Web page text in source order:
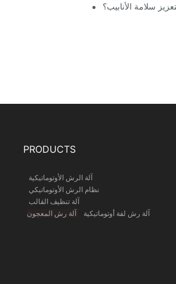
كيف تساهم سلامة الأنابيب؟
PRODUCTS
آلة الرش الأوتوماتيكية
نظام الرش الأوتوماتيكي
آلة تنظيف القالب
آلة رش لفة أوتوماتيكية
آلة رش المعجون